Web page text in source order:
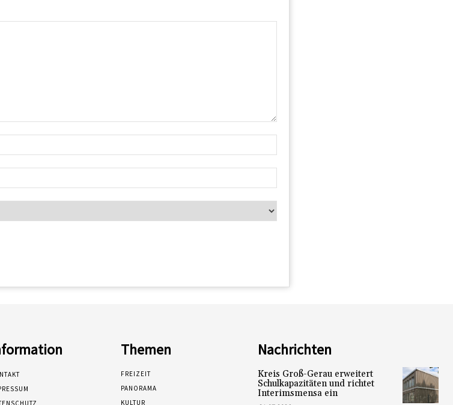
Themen
FREIZEIT
PANORAMA
KULTUR
Nachrichten
Kreis Groß-Gerau erweitert
Schulkapazitäten und richtet
Interimsmensa ein